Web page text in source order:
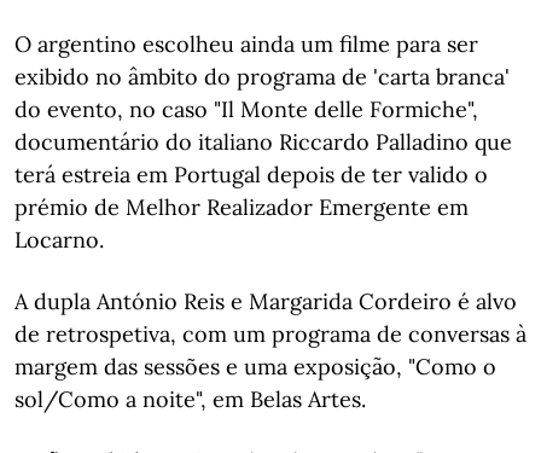
O argentino escolheu ainda um filme para ser
exibido no âmbito do programa de 'carta branca'
do evento, no caso "Il Monte delle Formiche",
documentário do italiano Riccardo Palladino que
terá estreia em Portugal depois de ter valido o
prémio de Melhor Realizador Emergente em
Locarno.
A dupla António Reis e Margarida Cordeiro é alvo
de retrospetiva, com um programa de conversas à
margem das sessões e uma exposição, "Como o
sol/Como a noite", em Belas Artes.